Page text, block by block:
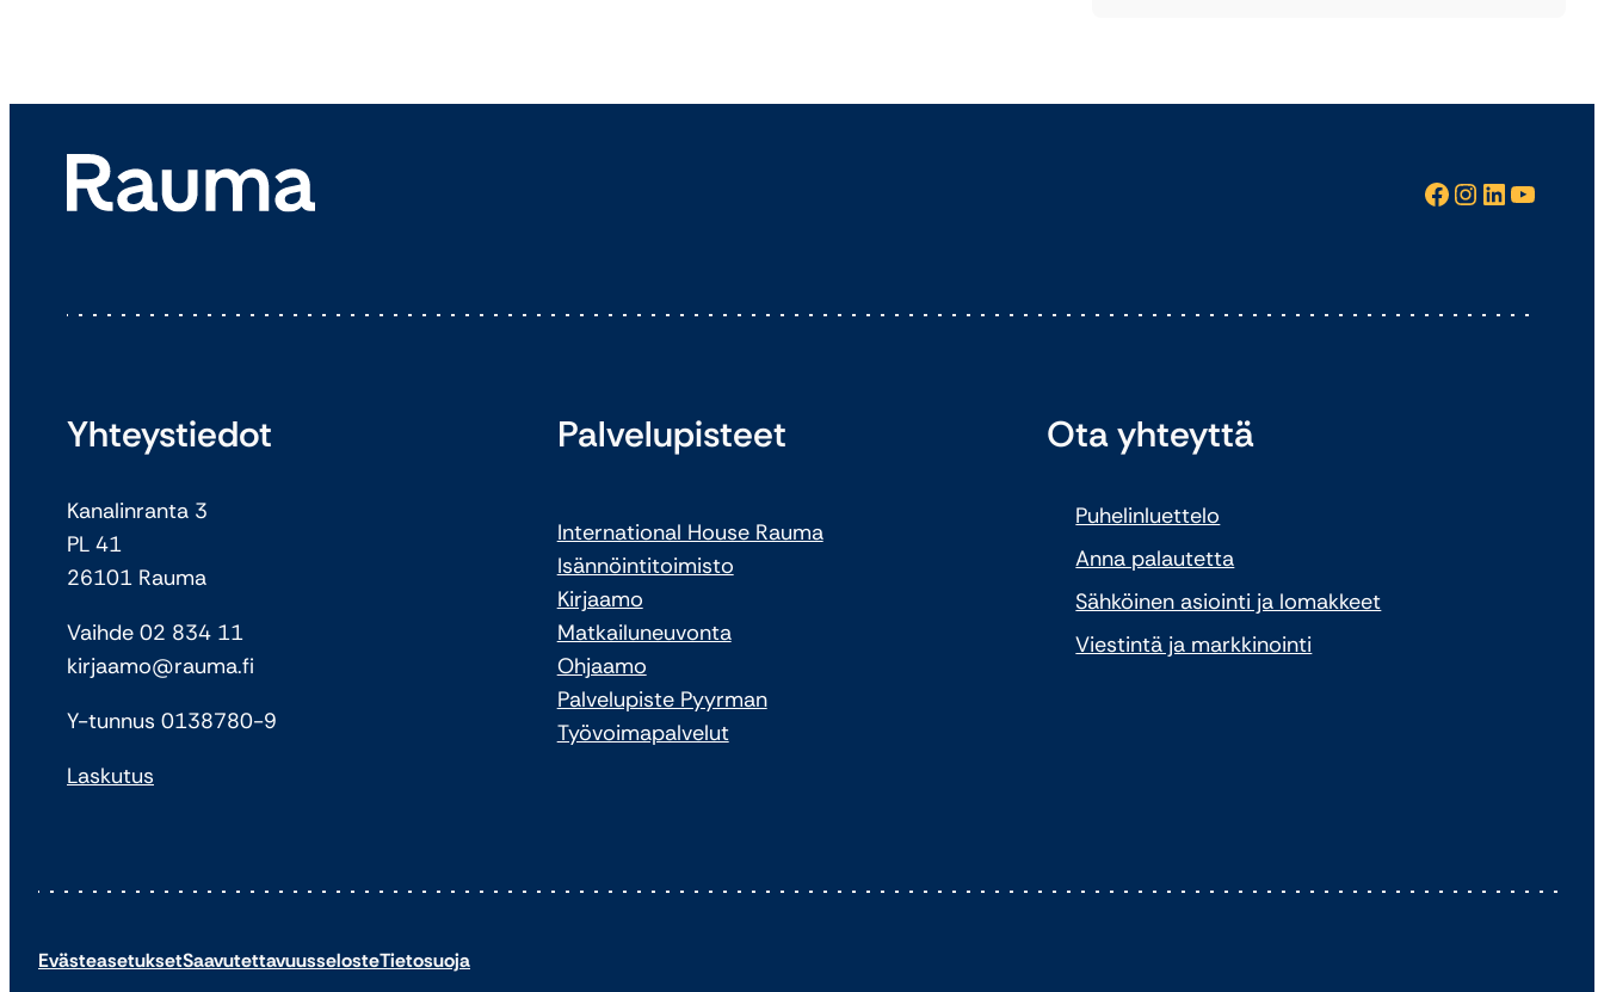
Facebook InstagramLinkedIn YouTube
Yhteystiedot
Kanalinranta 3
PL 41
26101 Rauma
Vaihde 02 834 11
kirjaamo@rauma.fi
Y-tunnus 0138780-9
Laskutus
Palvelupisteet
International House Rauma
Isännöintitoimisto
Kirjaamo
Matkailuneuvonta
Ohjaamo
Palvelupiste Pyyrman
Työvoimapalvelut
Ota yhteyttä
Puhelinluettelo
Anna palautetta
Sähköinen asiointi ja lomakkeet
Viestintä ja markkinointi
EvästeasetuksetSaavutettavuusselosteTietosuoja